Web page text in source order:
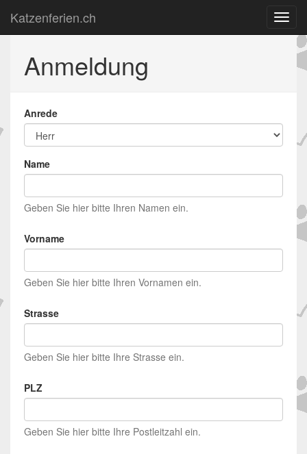
Katzenferien.ch
Anmeldung
Anrede
Name
Geben Sie hier bitte Ihren Namen ein.
Vorname
Geben Sie hier bitte Ihren Vornamen ein.
Strasse
Geben Sie hier bitte Ihre Strasse ein.
PLZ
Geben Sie hier bitte Ihre Postleitzahl ein.